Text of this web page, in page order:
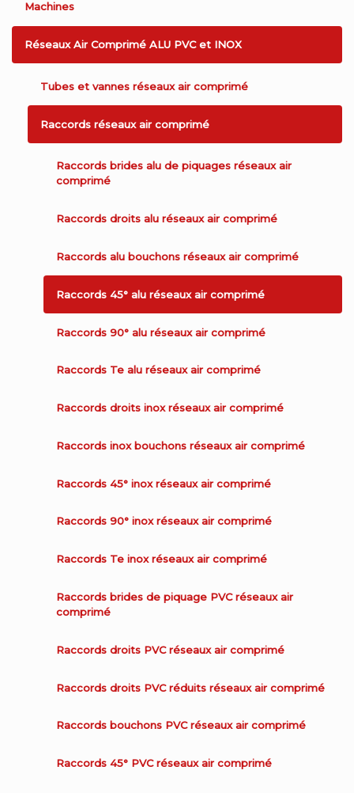
Machines
Réseaux Air Comprimé ALU PVC et INOX
Tubes et vannes réseaux air comprimé
Raccords réseaux air comprimé
Raccords brides alu de piquages réseaux air
comprimé
Raccords droits alu réseaux air comprimé
Raccords alu bouchons réseaux air comprimé
Raccords 45° alu réseaux air comprimé
Raccords 90° alu réseaux air comprimé
Raccords Te alu réseaux air comprimé
Raccords droits inox réseaux air comprimé
Raccords inox bouchons réseaux air comprimé
Raccords 45° inox réseaux air comprimé
Raccords 90° inox réseaux air comprimé
Raccords Te inox réseaux air comprimé
Raccords brides de piquage PVC réseaux air
comprimé
Raccords droits PVC réseaux air comprimé
Raccords droits PVC réduits réseaux air comprimé
Raccords bouchons PVC réseaux air comprimé
Raccords 45° PVC réseaux air comprimé